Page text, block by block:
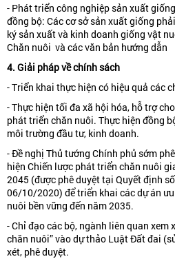
- Phát triển công nghiệp sản xuất
đồng bộ: Các cơ sở sản xuất giống
ký sản xuất và kinh doanh giống vật
Chăn nuôi và các văn bản hướng dẫn
4. Giải pháp về chính sách
- Triển khai thực hiện có hiệu quả các
- Thực hiện tối đa xã hội hóa, hỗ trợ
phát triển chăn nuôi. Thực hiện đồng
môi trường đầu tư, kinh doanh.
- Đề nghị Thủ tướng Chính phủ sớm
hiện Chiến lược phát triển chăn nuôi
2045 (được phê duyệt tại Quyết định
06/10/2020) để triển khai các dự án
nuôi bền vững đến năm 2035.
- Chỉ đạo các bộ, ngành liên quan xem
chăn nuôi” vào dự thảo Luật Đất đai
xét, phê duyệt.